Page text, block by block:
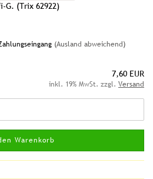
G. (Trix 62922)
(Ausland abweichend)
7,60 EUR
inkl. 19% MwSt. zzgl. Versand
Warenkorb